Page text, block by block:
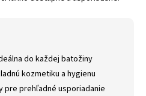
do každej batožiny
kozmetiku a hygienu
pre prehľadné usporiadanie